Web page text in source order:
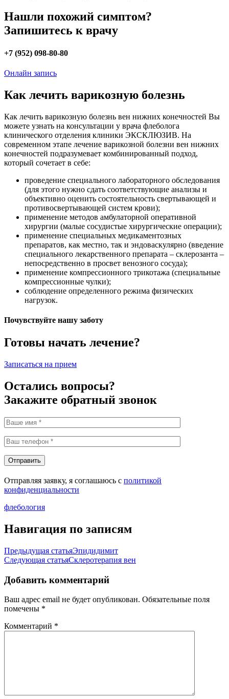
Нашли похожий симптом?
Запишитесь к врачу
+7 (952) 098-80-80
Онлайн запись
Как лечить варикозную болезнь
Как лечить варикозную болезнь вен нижних конечностей Вы
можете узнать на консультации у врача флеболога
клинического отделения клиники ЭКСКЛЮЗИВ. На
современном этапе лечение варикозной болезни вен нижних
конечностей подразумевает комбинированный подход,
который сочетает в себе:
проведение специального лабораторного обследования
(для этого нужно сдать соответствующие анализы и
объективно оценить состоятельность свертывающей и
противосвертывающей систем крови);
применение методов амбулаторной оперативной
хирургии (малые сосудистые хирургические операции);
применение специальных медикаментозных
препаратов, как местно, так и эндоваскулярно (введение
специального лекарственного препарата – склерозанта –
непосредственно в просвет венозного сосуда);
применение компрессионного трикотажа (специальные
компрессионные чулки);
соблюдение определенного режима физических
нагрузок.
Почувствуйте нашу заботу
Готовы начать лечение?
Записаться на прием
Остались вопросы?
Закажите обратный звонок
Отправить
Отправляя заявку, я соглашаюсь с политикой
конфиденциальности
флебология
Навигация по записям
Предыдущая статьяЭпидидимит
Следующая статьяСклеротерапия вен
Добавить комментарий
Ваш адрес email не будет опубликован. Обязательные поля
помечены *
Комментарий *